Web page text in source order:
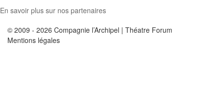
En savoir plus sur nos partenaires
© 2009 - 2026 Compagnie l’Archipel | Théatre Forum
Mentions légales